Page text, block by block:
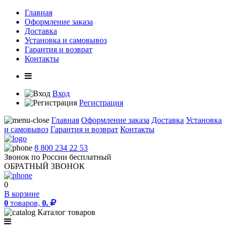
Главная
Оформление заказа
Доставка
Установка и самовывоз
Гарантия и возврат
Контакты
Вход
Регистрация
Главная Оформление заказа Доставка Установка
и самовывоз Гарантия и возврат Контакты
8 800 234 22 53
Звонок по России бесплатный
ОБРАТНЫЙ ЗВОНОК
0
В корзине
0 товаров, 0.
Каталог товаров